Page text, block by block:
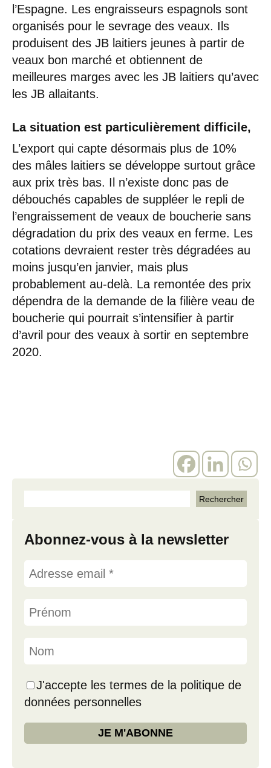
l’Espagne. Les engraisseurs espagnols sont
organisés pour le sevrage des veaux. Ils
produisent des JB laitiers jeunes à partir de
veaux bon marché et obtiennent de
meilleures marges avec les JB laitiers qu’avec
les JB allaitants.
La situation est particulièrement difficile,
L’export qui capte désormais plus de 10%
des mâles laitiers se développe surtout grâce
aux prix très bas. Il n’existe donc pas de
débouchés capables de suppléer le repli de
l’engraissement de veaux de boucherie sans
dégradation du prix des veaux en ferme. Les
cotations devraient rester très dégradées au
moins jusqu’en janvier, mais plus
probablement au-delà. La remontée des prix
dépendra de la demande de la filière veau de
boucherie qui pourrait s’intensifier à partir
d’avril pour des veaux à sortir en septembre
2020.
Abonnez-vous à la newsletter
J'accepte les termes de la politique de
données personnelles